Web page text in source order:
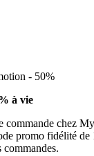
- 50%
à vie
commande chez
promo fidélité de
commandes.